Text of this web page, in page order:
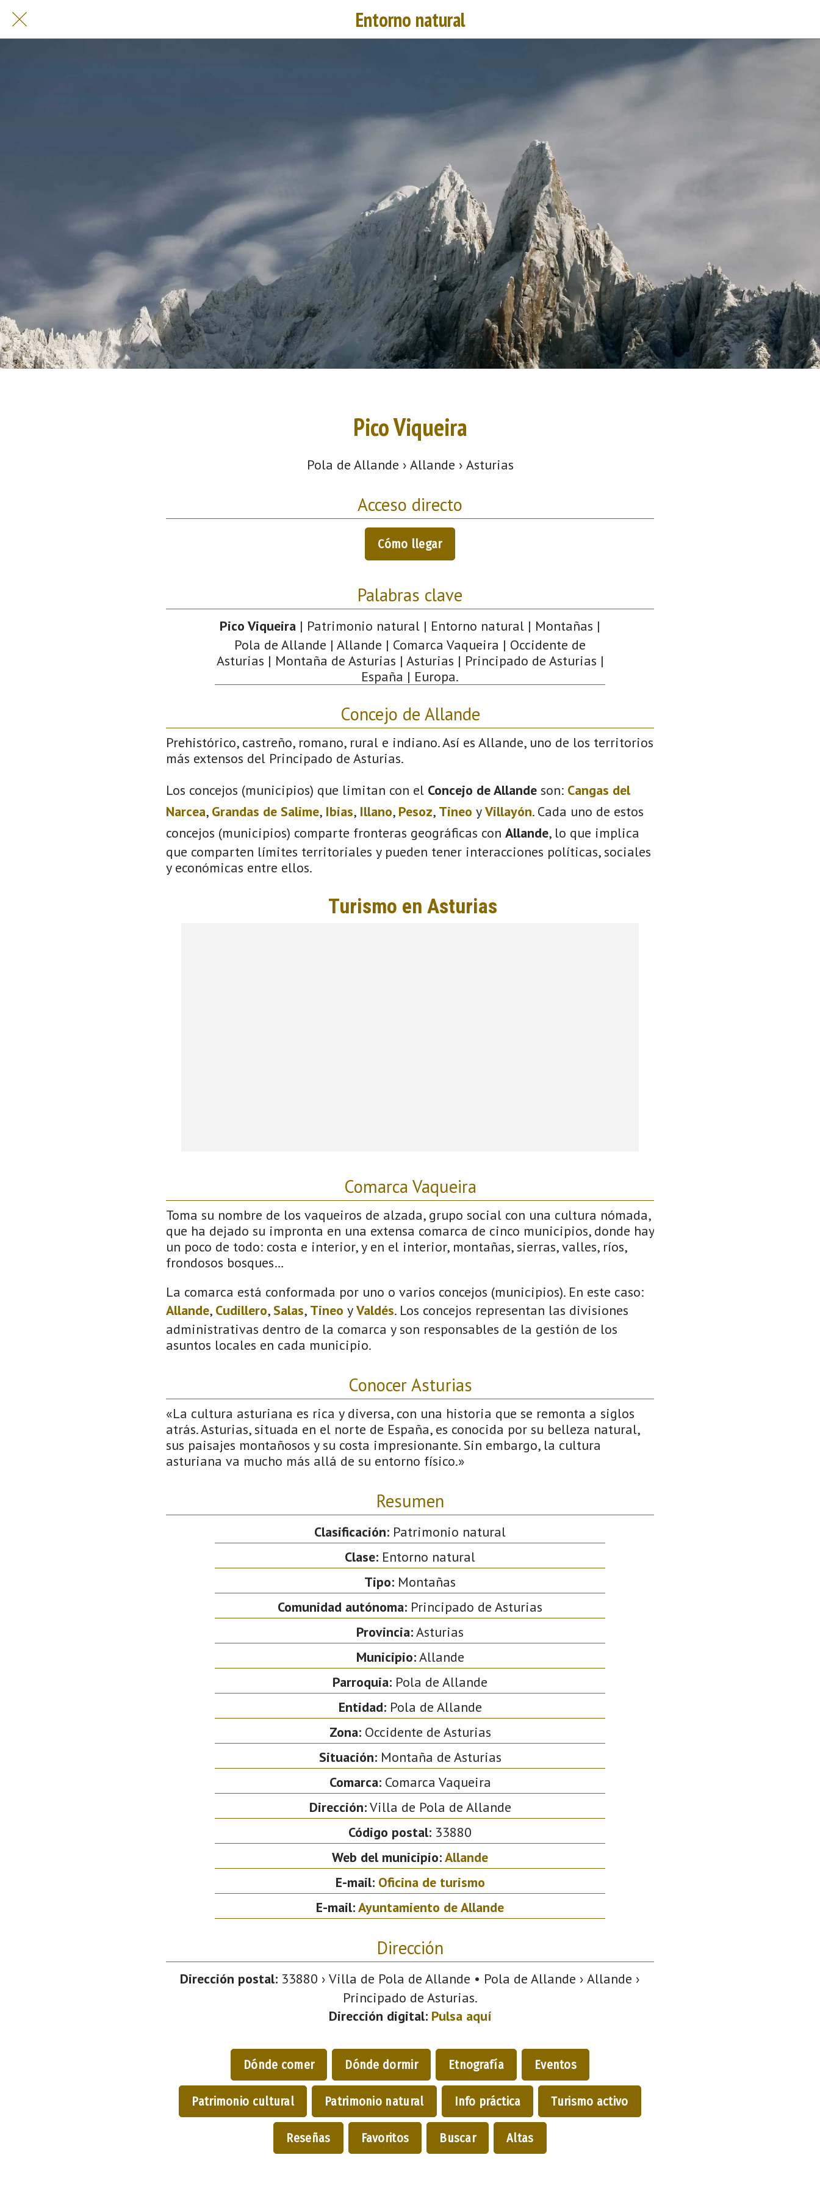
Entorno natural
Pico Viqueira
Pola de Allande › Allande › Asturias
Acceso directo
Cómo llegar
Palabras clave
Pico Viqueira | Patrimonio natural | Entorno natural | Montañas |
Pola de Allande | Allande | Comarca Vaqueira | Occidente de
Asturias | Montaña de Asturias | Asturias | Principado de Asturias |
España | Europa.
Concejo de Allande
Prehistórico, castreño, romano, rural e indiano. Así es Allande, uno de los territorios
más extensos del Principado de Asturias.
Los concejos (municipios) que limitan con el Concejo de Allande son: Cangas del
Narcea, Grandas de Salime, Ibias, Illano, Pesoz, Tineo yVillayón. Cada uno de estos
concejos (municipios) comparte fronteras geográficas con Allande, lo que implica
que comparten límites territoriales y pueden tener interacciones políticas, sociales
y económicas entre ellos.
Comarca Vaqueira
Toma su nombre de los vaqueiros de alzada, grupo social con una cultura nómada,
que ha dejado su impronta en una extensa comarca de cinco municipios, donde hay
un poco de todo: costa e interior, y en el interior, montañas, sierras, valles, ríos,
frondosos bosques…
La comarca está conformada por uno o varios concejos (municipios). En este caso:
Allande, Cudillero,Salas, Tineo yValdés. Los concejos representan las divisiones
administrativas dentro de la comarca y son responsables de la gestión de los
asuntos locales en cada municipio.
Conocer Asturias
«La cultura asturiana es rica y diversa, con una historia que se remonta a siglos
atrás. Asturias, situada en el norte de España, es conocida por su belleza natural,
sus paisajes montañosos y su costa impresionante. Sin embargo, la cultura
asturiana va mucho más allá de su entorno físico.»
Resumen
Clasificación: Patrimonio natural
Clase: Entorno natural
Tipo: Montañas
Comunidad autónoma: Principado de Asturias
Provincia:Asturias
Municipio:Allande
Parroquia: Pola de Allande
Entidad:Pola de Allande
Zona:Occidente de Asturias
Situación:Montaña de Asturias
Comarca:Comarca Vaqueira
Dirección:Villa de Pola de Allande
Código postal: 33880
Web del municipio:Allande
E-mail: Oficina de turismo
E-mail:Ayuntamiento de Allande
Dirección
Dirección postal: 33880 › Villa de Pola de Allande • Pola de Allande › Allande ›
Principado de Asturias.
Dirección digital: Pulsa aquí
Dónde comer Dónde dormir Etnografía Eventos
Patrimonio cultural Patrimonio natural Info práctica Turismo activo
Reseñas Favoritos Buscar Altas